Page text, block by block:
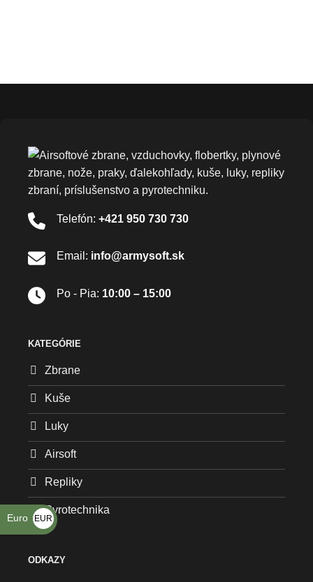
Telefón: +421 950 730 730
Email: info@armysoft.sk
Po - Pia: 10:00 – 15:00
KATEGÓRIE
Zbrane
Kuše
Luky
Airsoft
Repliky
Pyrotechnika
ODKAZY
Euro
EUR
€